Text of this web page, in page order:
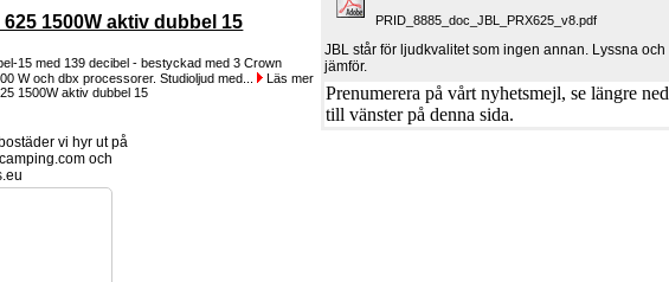
1500W aktiv dubbel 15
15 med 139 decibel - bestyckad med 3 Crown
W och dbx processorer. Studioljud med...
Läs mer
PRID_8885_doc_JBL_PRX625_v8.pdf
JBL står för ljudkvalitet som ingen annan. Lyssna och
jämför.
Prenumerera på vårt nyhetsmejl, se längre ned
till vänster på denna sida.
vi hyr ut på
och